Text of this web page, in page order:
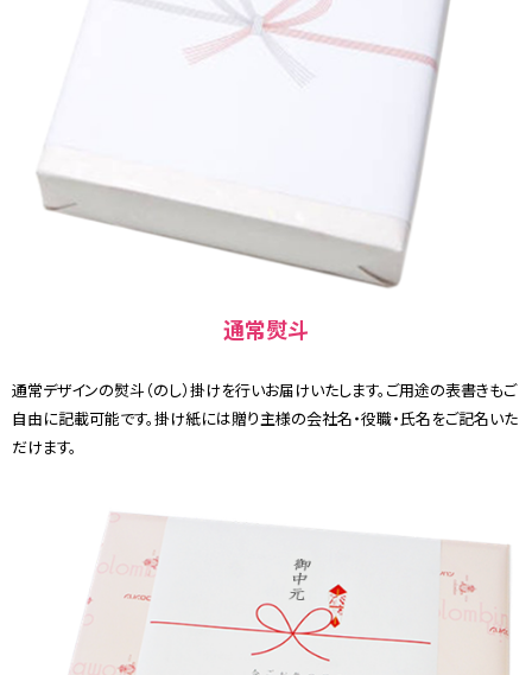
通常熨斗
通常デザインの熨斗（のし）掛けを行いお届けいたします。ご用途の表書きもご
自由に記載可能です。掛け紙には贈り主様の会社名・役職・氏名をご記名いた
だけます。